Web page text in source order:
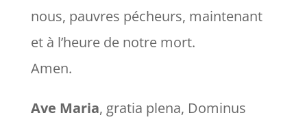
nous, pauvres pécheurs, maintenant
et à l’heure de notre mort.
Amen.
Ave Maria, gratia plena, Dominus